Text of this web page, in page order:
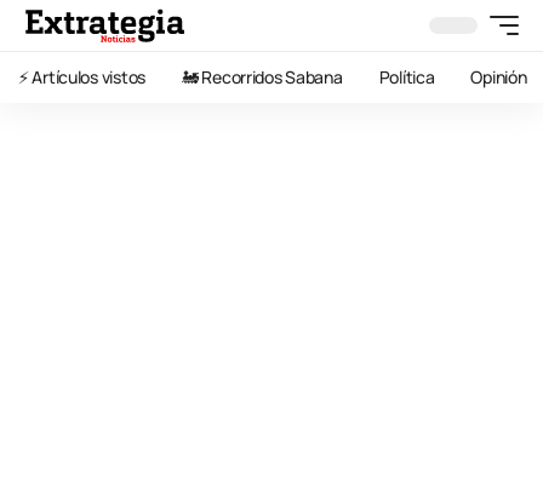
⚡️ Artículos vistos 🚂 Recorridos Sabana Política Opinión